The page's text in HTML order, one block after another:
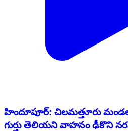
హిందూపూర్‌: చిలమత్తూరు
గుర్తు తెలియని వాహనం ఢీకొని